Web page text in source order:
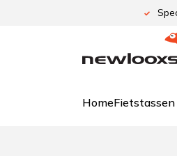
HomeFietstassen